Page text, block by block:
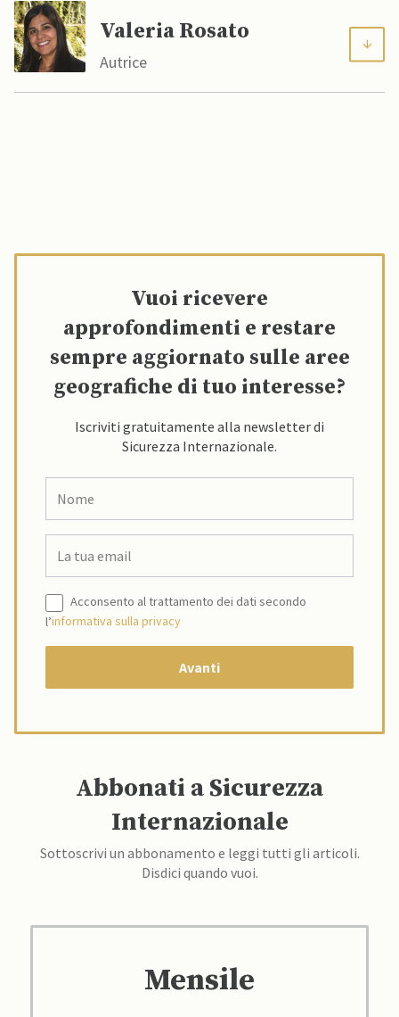
Valeria Rosato
Autrice
Vuoi ricevere
approfondimenti e restare
sempre aggiornato sulle aree
geografiche di tuo interesse?
Iscriviti gratuitamente alla newsletter di
Sicurezza Internazionale.
Acconsento al trattamento dei dati secondo
l’informativa sulla privacy
Abbonati a Sicurezza
Internazionale
Sottoscrivi un abbonamento e leggi tutti gli articoli.
Disdici quando vuoi.
Mensile